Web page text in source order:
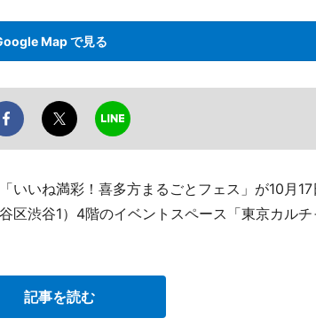
Map で見る
いね満彩！喜多方まるごとフェス」が10月17
渋谷1）4階のイベントスペース「東京カルチ
記事を読む